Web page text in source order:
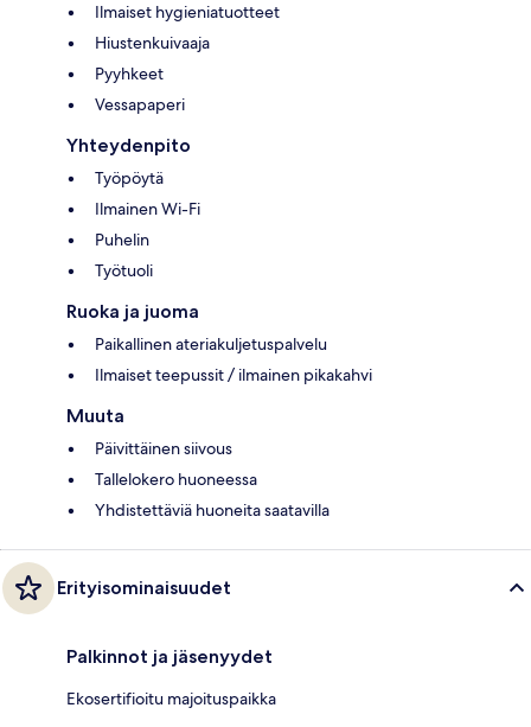
Ilmaiset hygieniatuotteet
Hiustenkuivaaja
Pyyhkeet
Vessapaperi
Yhteydenpito
Työpöytä
Ilmainen Wi-Fi
Puhelin
Työtuoli
Ruoka ja juoma
Paikallinen ateriakuljetuspalvelu
Ilmaiset teepussit / ilmainen pikakahvi
Muuta
Päivittäinen siivous
Tallelokero huoneessa
Yhdistettäviä huoneita saatavilla
Erityisominaisuudet
Palkinnot ja jäsenyydet
Ekosertifioitu majoituspaikka